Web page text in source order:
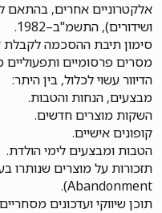
אלקטרוניים אחרים, בהתאם
ושידורים), התשמ"ב–1982.
סימון תיבת ההסכמה לקבלת
מסרים פרסומיים
הדיוור עשוי לכלול, בין היתר:
מבצעים, הנחות והטבות.
השקות מוצרים חדשים.
קופונים אישיים.
הטבות ומבצעים לימי הולדת.
Abandonment).
תוכן שיווקי ועדכונים